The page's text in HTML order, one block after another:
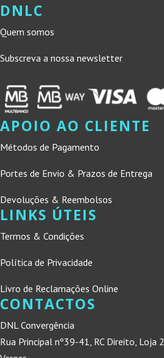
DNLC
Quem somos
Subscreva a nossa newsletter
APOIO AO CLIENTE
Métodos de Pagamento
Portes de Envio & Prazos de Entrega
Devoluções & Reembolsos
LINKS ÚTEIS
Termos & Condições
Política de Privacidade
Livro de Reclamações Online
CONTACTOS
DNL Convergência
Rua Principal nº39-41, RC Direito, Loja 2